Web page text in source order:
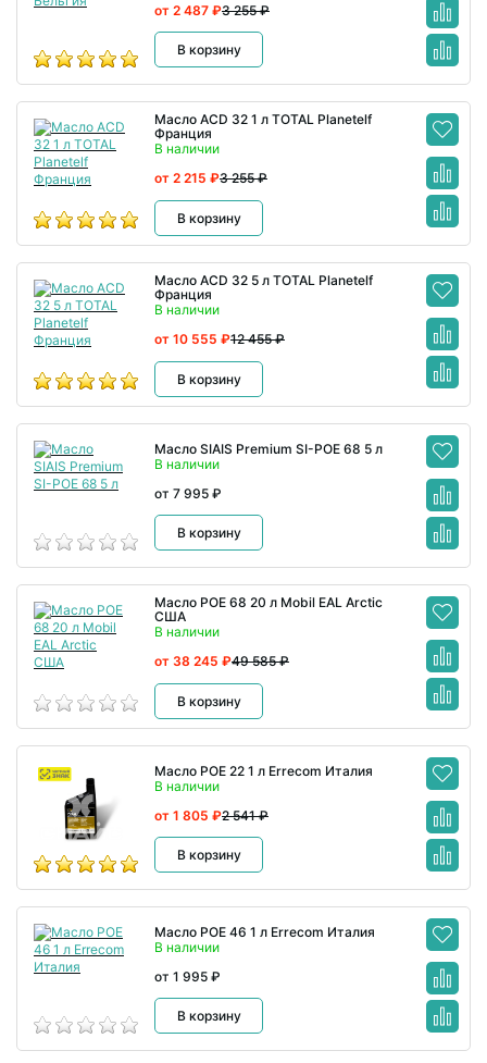
3 255 ₽
от 2 487 ₽
В корзину
Масло ACD 32 1 л TOTAL Planetelf
Франция
В наличии
3 255 ₽
от 2 215 ₽
В корзину
Масло ACD 32 5 л TOTAL Planetelf
Франция
В наличии
12 455 ₽
от 10 555 ₽
В корзину
Масло SIAIS Premium SI-POE 68 5 л
В наличии
от 7 995 ₽
В корзину
Масло POE 68 20 л Mobil EAL Arctic
США
В наличии
49 585 ₽
от 38 245 ₽
В корзину
Масло POE 22 1 л Errecom Италия
В наличии
2 541 ₽
от 1 805 ₽
В корзину
Масло POE 46 1 л Errecom Италия
В наличии
от 1 995 ₽
В корзину